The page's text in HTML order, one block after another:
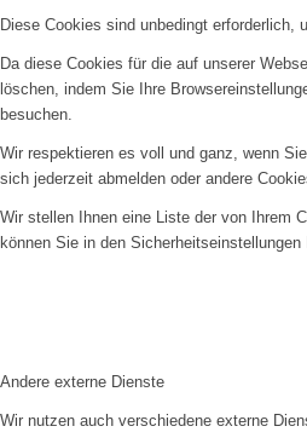
Diese Cookies sind unbedingt erforderlich,
Da diese Cookies für die auf unserer
löschen, indem Sie Ihre
besuchen.
Wir respektieren es voll und ganz, wenn
sich jederzeit abmelden oder andere
Wir stellen Ihnen eine Liste der von Ihrem
können Sie in den Sicherheitseinstellungen
Andere externe Dienste
Wir nutzen auch verschiedene externe